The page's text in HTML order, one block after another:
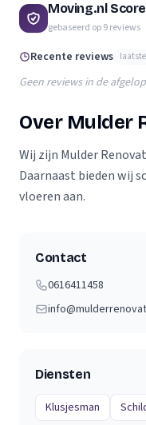
Moving.nl Score
gebaseerd op9reviews
Recente reviews laatste
Geen reviews in de
Over Mulder
Wij zijn Mulder
Daarnaast bieden wij
vloeren aan.
Contact
0616411458‬
Diensten
Klusjesman